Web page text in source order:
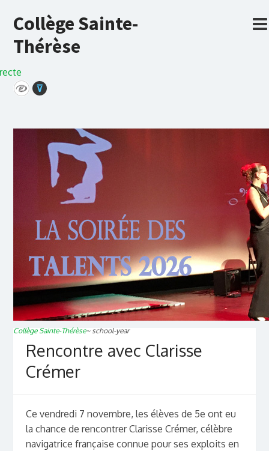
Collège Sainte-
Thérèse
⊽
Collège Sainte-Thérèse~ school-year
Rencontre avec Clarisse
Crémer
Ce vendredi 7 novembre, les élèves de 5e ont eu
la chance de rencontrer Clarisse Crémer, célèbre
navigatrice française connue pour ses exploits en